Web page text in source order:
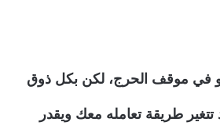
في موقف الحرج، لكن بكل ذوق
طريقة تعامله معك ويقدر